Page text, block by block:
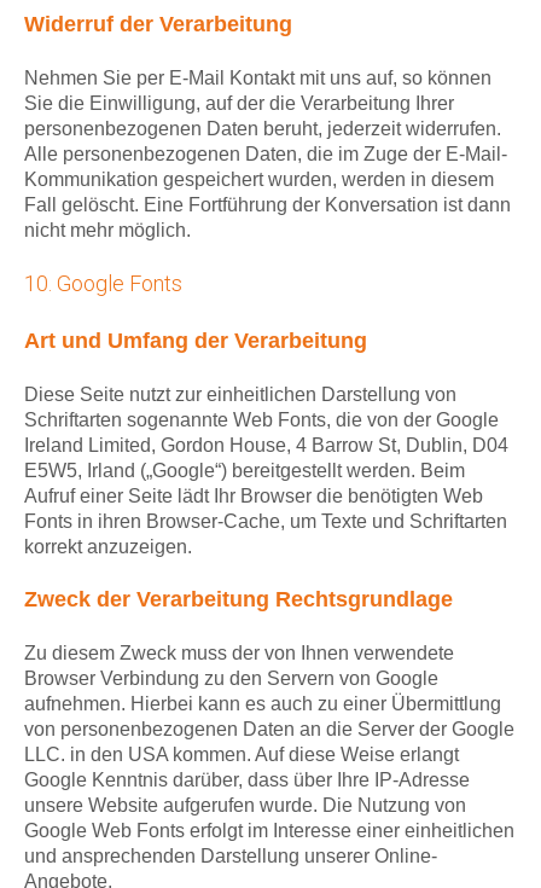
Widerruf der Verarbeitung
Nehmen Sie per E-Mail Kontakt mit uns auf, so können
Sie die Einwilligung, auf der die Verarbeitung Ihrer
personenbezogenen Daten beruht, jederzeit widerrufen.
Alle personenbezogenen Daten, die im Zuge der E-Mail-
Kommunikation gespeichert wurden, werden in diesem
Fall gelöscht. Eine Fortführung der Konversation ist dann
nicht mehr möglich.
10. Google Fonts
Art und Umfang der Verarbeitung
Diese Seite nutzt zur einheitlichen Darstellung von
Schriftarten sogenannte Web Fonts, die von der Google
Ireland Limited, Gordon House, 4 Barrow St, Dublin, D04
E5W5, Irland („Google“) bereitgestellt werden. Beim
Aufruf einer Seite lädt Ihr Browser die benötigten Web
Fonts in ihren Browser-Cache, um Texte und Schriftarten
korrekt anzuzeigen.
Zweck der Verarbeitung Rechtsgrundlage
Zu diesem Zweck muss der von Ihnen verwendete
Browser Verbindung zu den Servern von Google
aufnehmen. Hierbei kann es auch zu einer Übermittlung
von personenbezogenen Daten an die Server der Google
LLC. in den USA kommen. Auf diese Weise erlangt
Google Kenntnis darüber, dass über Ihre IP-Adresse
unsere Website aufgerufen wurde. Die Nutzung von
Google Web Fonts erfolgt im Interesse einer einheitlichen
und ansprechenden Darstellung unserer Online-
Angebote.